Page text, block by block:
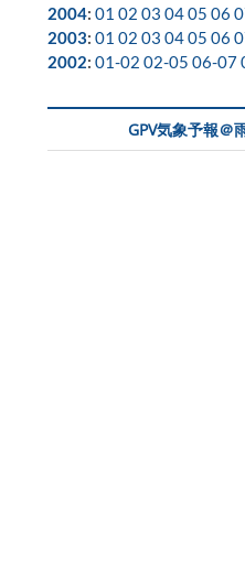
2004: 01 02 03 0405 06
2003: 01 02 03 0405 06
2002: 01-02 02-05 06-07
GPV気象予報＠